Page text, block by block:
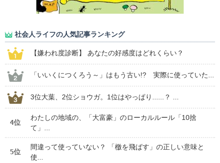
社会人ライフの人気記事ランキング
【嫌われ度診断】 あなたの好感度はどれくらい？
「いいくにつくろう～」はもう古い!? 実際に使っていた...
3位大葉、2位ショウガ。1位はやっぱり......？ ...
4位
わたしの地域の、「大富豪」のローカルルール「10捨
て」...
5位
間違って使っていない？ 「檄を飛ばす」の正しい意味と
使...